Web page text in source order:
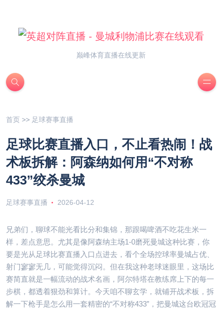
巅峰体育直播在线更新
首页 >> 足球赛事直播
足球比赛直播入口，不止看热闹！战
术板拆解：阿森纳如何用“不对称
433”绞杀曼城
足球赛事直播 2026-04-12
兄弟们，聊球不能光看比分和集锦，那跟喝啤酒不吃花生米一
样，差点意思。尤其是像阿森纳主场1-0磨死曼城这种比赛，你
要是光从足球比赛直播入口点进去，看个全场控球率曼城占优、
射门寥寥无几，可能觉得沉闷。但在我这种老球迷眼里，这场比
赛简直就是一幅流动的战术名画，阿尔特塔在教练席上下的每一
步棋，都透着狠劲和算计。今天咱不聊玄学，就铺开战术板，拆
解一下枪手是怎么用一套精密的“不对称433”，把曼城这台欧冠冠